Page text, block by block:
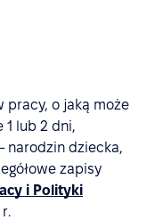
pracy, o jaką może
lub 2 dni,
narodzin dziecka,
zapisy
i Polityki